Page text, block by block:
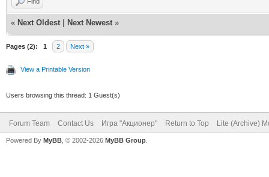
« Next Oldest Next Newest »
Pages (2): 1 2 Next »
View a Printable Version
Users browsing this thread: 1 Guest(s)
Forum Team Contact Us Игра "Акционер" Return to Top Lite (Archive)
Powered By MyBB , © 2002-2026 MyBB Group